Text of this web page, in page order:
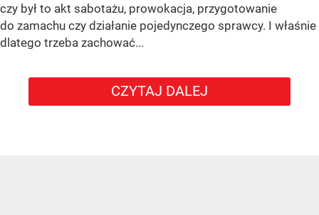
czy był to akt sabotażu, prowokacja, przygotowanie
do zamachu czy działanie pojedynczego sprawcy. I właśnie
dlatego trzeba zachować...
CZYTAJ DALEJ